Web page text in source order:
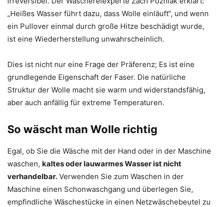
„Heißes Wasser führt dazu, dass Wolle einläuft“, und wenn
ein Pullover einmal durch große Hitze beschädigt wurde,
ist eine Wiederherstellung unwahrscheinlich.
Dies ist nicht nur eine Frage der Präferenz; Es ist eine
grundlegende Eigenschaft der Faser. Die natürliche
Struktur der Wolle macht sie warm und widerstandsfähig,
aber auch anfällig für extreme Temperaturen.
So wäscht man Wolle richtig
Egal, ob Sie die Wäsche mit der Hand oder in der Maschine
waschen, kaltes oder lauwarmes Wasser ist nicht
verhandelbar. Verwenden Sie zum Waschen in der
Maschine einen Schonwaschgang und überlegen Sie,
empfindliche Wäschestücke in einen Netzwäschebeutel zu